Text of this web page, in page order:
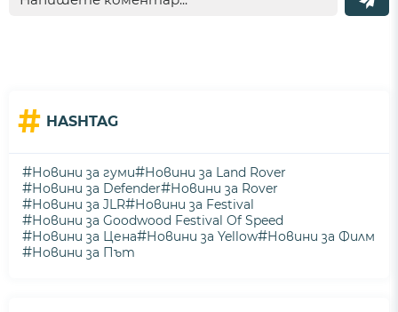
# HASHTAG
#Новини за гуми#Новини за Land Rover
#Новини за Defender#Новини за Rover
#Новини за JLR#Новини за Festival
#Новини за Goodwood Festival Of Speed
#Новини за Цена#Новини за Yellow#Новини за Филм
#Новини за Път